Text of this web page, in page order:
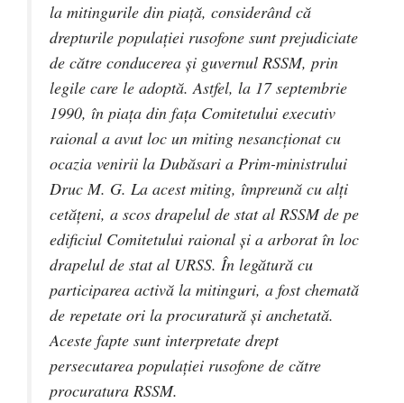
la mitingurile din piaţă, considerând că
drepturile populaţiei rusofone sunt prejudiciate
de către conducerea şi guvernul RSSM, prin
legile care le adoptă. Astfel, la 17 septembrie
1990, în piaţa din faţa Comitetului executiv
raional a avut loc un miting nesancţionat cu
ocazia venirii la Dubăsari a Prim-ministrului
Druc M. G. La acest miting, împreună cu alţi
cetăţeni, a scos drapelul de stat al RSSM de pe
edificiul Comitetului raional şi a arborat în loc
drapelul de stat al URSS. În legătură cu
participarea activă la mitinguri, a fost chemată
de repetate ori la procuratură şi anchetată.
Aceste fapte sunt interpretate drept
persecutarea populaţiei rusofone de către
procuratura RSSM.